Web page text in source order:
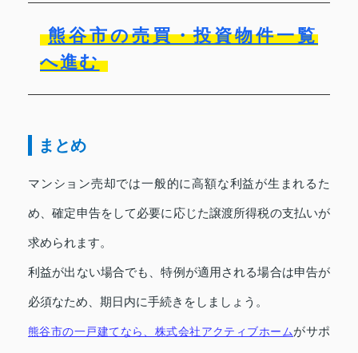
熊谷市の売買・投資物件一覧
へ進む
まとめ
マンション売却では一般的に高額な利益が生まれるた
め、確定申告をして必要に応じた譲渡所得税の支払いが
求められます。
利益が出ない場合でも、特例が適用される場合は申告が
必須なため、期日内に手続きをしましょう。
熊谷市の一戸建てなら、株式会社アクティブホームがサポ